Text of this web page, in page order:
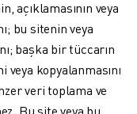
açıklamasının veya
bu sitenin veya
başka bir tüccarın
kopyalanmasını
veri toplama ve
Bu site veya bu